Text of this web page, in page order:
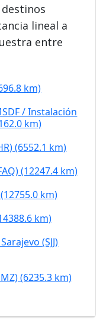
lineal a
entre
km)
/ Instalación
km)
(6552.1 km)
(12247.4 km)
km)
km)
(SJJ)
(6235.3 km)